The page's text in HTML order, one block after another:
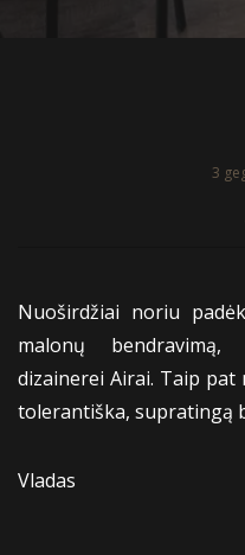
3
Nuoširdžiai noriu
malonų
dizainerei Airai. Taip
tolerantiška, supratingą
Vladas